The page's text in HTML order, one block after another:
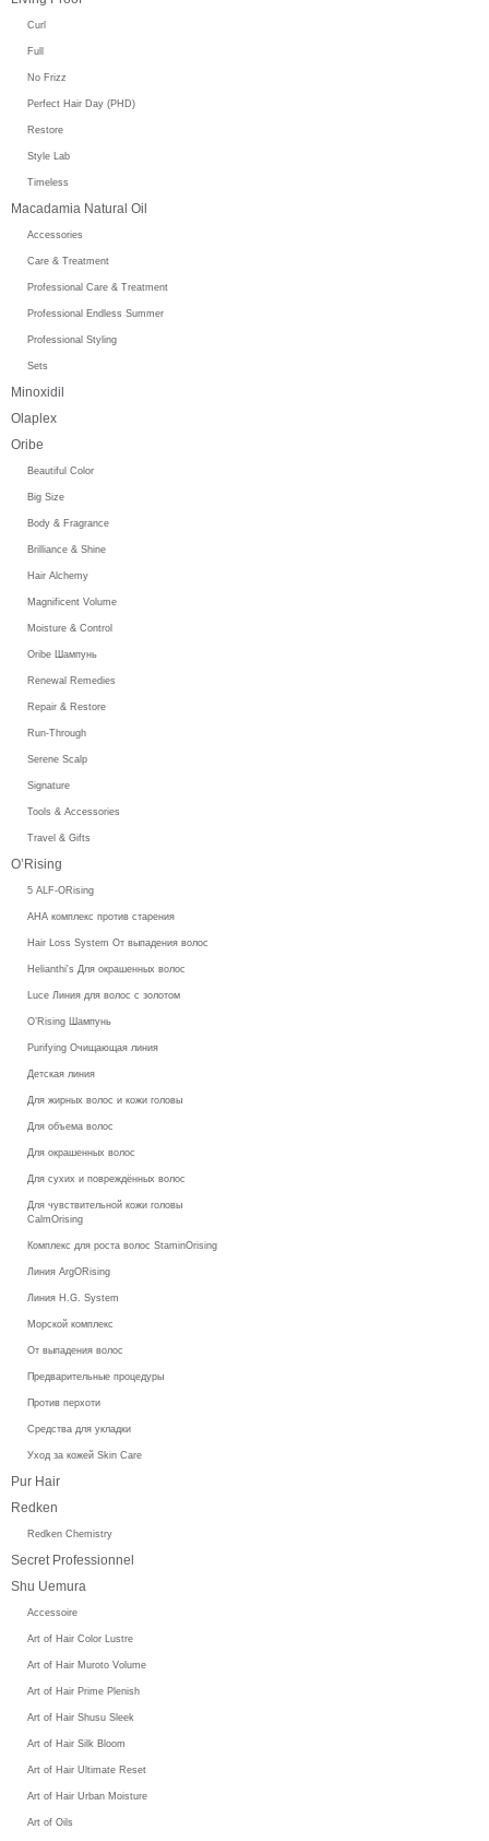
Curl
Full
No Frizz
Perfect Hair Day (PHD)
Restore
Style Lab
Timeless
Macadamia Natural Oil
Accessories
Care & Treatment
Professional Care & Treatment
Professional Endless Summer
Professional Styling
Sets
Minoxidil
Olaplex
Oribe
Beautiful Color
Big Size
Body & Fragrance
Brilliance & Shine
Hair Alchemy
Magnificent Volume
Moisture & Control
Oribe Шампунь
Renewal Remedies
Repair & Restore
Run-Through
Serene Scalp
Signature
Tools & Accessories
Travel & Gifts
O’Rising
5 ALF-ORising
AHA комплекс против старения
Hair Loss System От выпадения волос
Helianthi's Для окрашенных волос
Luce Линия для волос с золотом
O’Rising Шампунь
Purifying Очищающая линия
Детская линия
Для жирных волос и кожи головы
Для объема волос
Для окрашенных волос
Для сухих и повреждённых волос
Для чувствительной кожи головы
CalmOrising
Комплекс для роста волос StaminOrising
Линия ArgORising
Линия H.G. System
Морской комплекс
От выпадения волос
Предварительные процедуры
Против перхоти
Средства для укладки
Уход за кожей Skin Care
Pur Hair
Redken
Redken Chemistry
Secret Professionnel
Shu Uemura
Accessoire
Art of Hair Color Lustre
Art of Hair Muroto Volume
Art of Hair Prime Plenish
Art of Hair Shusu Sleek
Art of Hair Silk Bloom
Art of Hair Ultimate Reset
Art of Hair Urban Moisture
Art of Oils